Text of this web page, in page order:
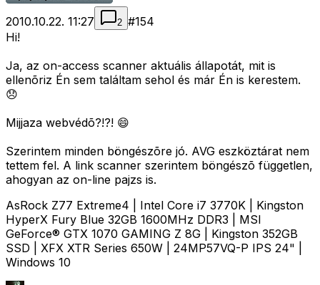
2010.10.22. 11:27 2 #154
Hi!
Ja, az on-access scanner aktuális állapotát, mit is
ellenõriz Én sem találtam sehol és már Én is kerestem.
😞
Mijjaza webvédõ?!?! 😄
Szerintem minden böngészõre jó. AVG eszköztárat nem
tettem fel. A link scanner szerintem böngészõ független,
ahogyan az on-line pajzs is.
AsRock Z77 Extreme4 | Intel Core i7 3770K | Kingston
HyperX Fury Blue 32GB 1600MHz DDR3 | MSI
GeForce® GTX 1070 GAMING Z 8G | Kingston 352GB
SSD | XFX XTR Series 650W | 24MP57VQ-P IPS 24" |
Windows 10